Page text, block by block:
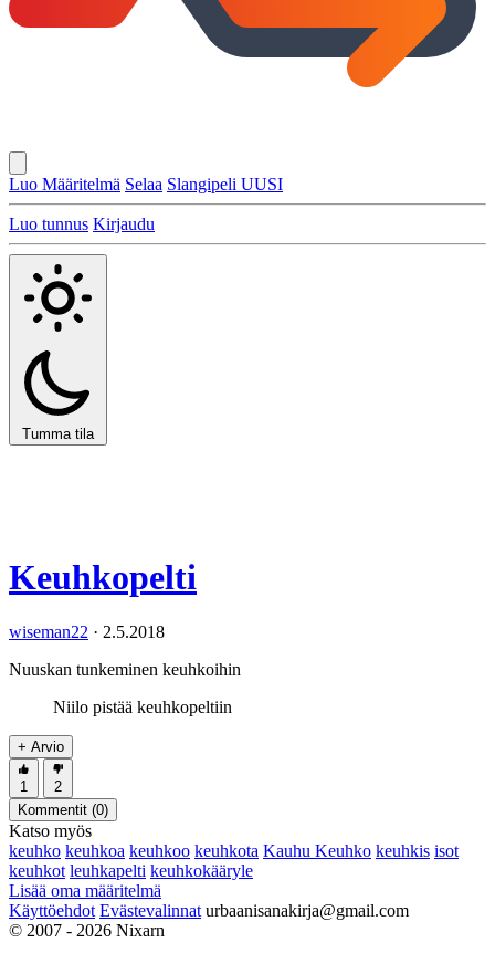
Luo Määritelmä Selaa Slangipeli UUSI
Luo tunnus Kirjaudu
Tumma tila
Keuhkopelti
wiseman22 · 2.5.2018
Nuuskan tunkeminen keuhkoihin
Niilo pistää keuhkopeltiin
+ Arvio
1
2
Kommentit (0)
Katso myös
keuhko keuhkoa keuhkoo keuhkota Kauhu Keuhko keuhkis isot
keuhkot leuhkapelti keuhkokääryle
Lisää oma määritelmä
Käyttöehdot Evästevalinnat urbaanisanakirja@gmail.com
© 2007 - 2026 Nixarn